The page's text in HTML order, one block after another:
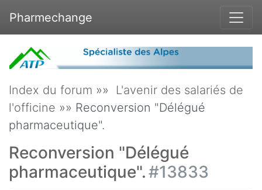
Pharmechange
Index du forum »» L'avenir des salariés de
l'officine »» Reconversion "Délégué
pharmaceutique".
Reconversion "Délégué
pharmaceutique".#13833